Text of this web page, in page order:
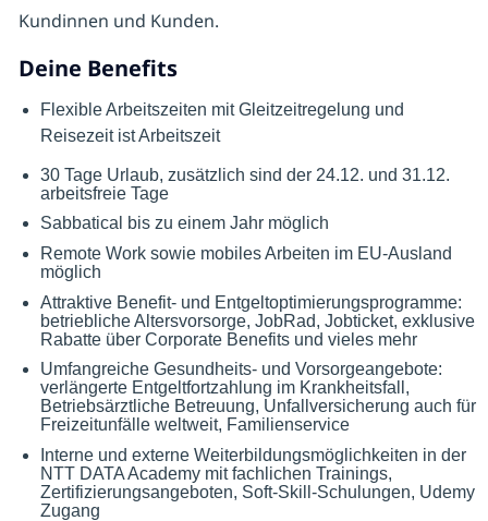
Kundinnen und Kunden.
Deine Benefits
Flexible Arbeitszeiten mit Gleitzeitregelung und
Reisezeit ist Arbeitszeit
30 Tage Urlaub, zusätzlich sind der 24.12. und 31.12.
arbeitsfreie Tage
Sabbatical bis zu einem Jahr möglich
Remote Work sowie mobiles Arbeiten im EU-Ausland
möglich
Attraktive Benefit- und Entgeltoptimierungsprogramme:
betriebliche Altersvorsorge, JobRad, Jobticket, exklusive
Rabatte über Corporate Benefits und vieles mehr
Umfangreiche Gesundheits- und Vorsorgeangebote:
verlängerte Entgeltfortzahlung im Krankheitsfall,
Betriebsärztliche Betreuung, Unfallversicherung auch für
Freizeitunfälle weltweit, Familienservice
Interne und externe Weiterbildungsmöglichkeiten in der
NTT DATA Academy mit fachlichen Trainings,
Zertifizierungsangeboten, Soft-Skill-Schulungen, Udemy
Zugang